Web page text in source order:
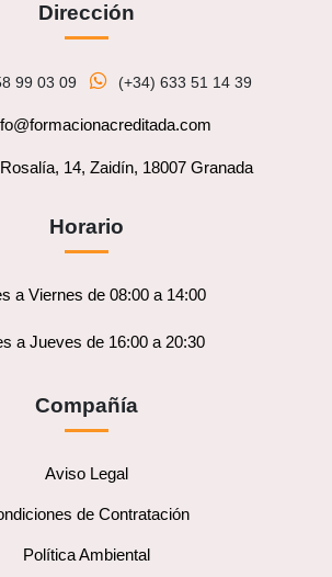
Dirección
99 03 09 (+34) 633 51 14 39
14, Zaidín, 18007 Granada
Horario
a Viernes de 08:00 a 14:00
a Jueves de 16:00 a 20:30
Compañía
Aviso Legal
de Contratación
Política Ambiental